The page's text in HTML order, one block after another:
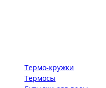
Термо-кружки
Термосы